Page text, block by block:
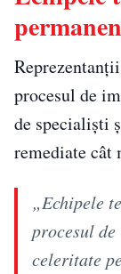
procesul de
de specialiști
remediate cât
„Echipele
procesul
celeritate